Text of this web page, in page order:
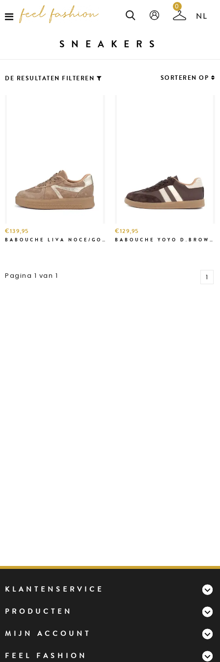
0
SNEAKERS
DE RESULTATEN FILTEREN SORTEREN OP
€139,95
BABOUCHE LIVA NOCE/GOLD
€129,95
BABOUCHE YOYO D.BROWN/D.BEIGE
Pagina 1 van 1 1
KLANTENSERVICE
PRODUCTEN
MIJN ACCOUNT
FEEL FASHION